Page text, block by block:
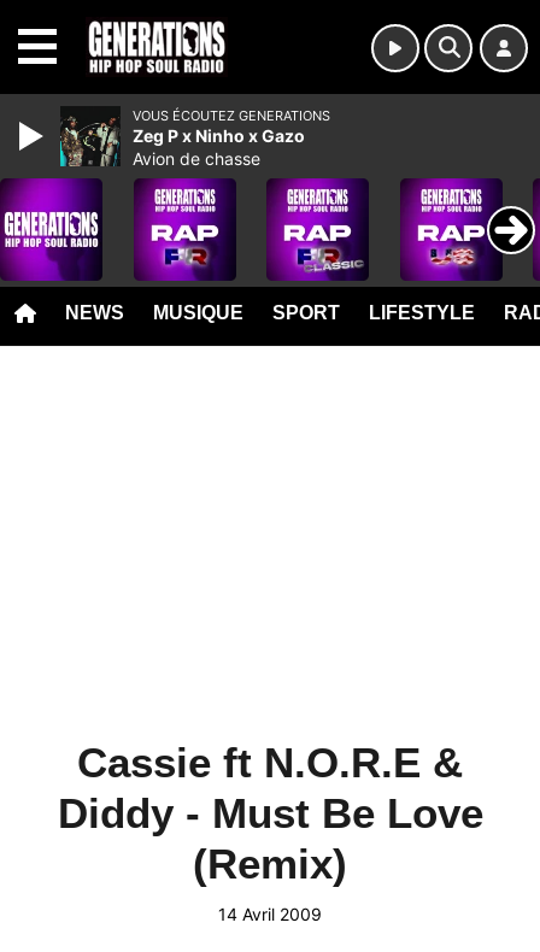
NEWS MUSIQUE SPORT LIFESTYLE
Cassie ft N.O.R.E &
Diddy - Must Be Love
(Remix)
14 Avril 2009
VOUS ÉCOUTEZ GENERATIONS
Zeg P x Ninho x Gazo
Avion de chasse